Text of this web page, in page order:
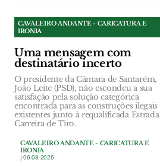
CAVALEIRO ANDANTE - CARICATURA E
IRONIA
Uma mensagem com
destinatário incerto
O presidente da Câmara de Santarém,
João Leite (PSD), não escondeu a sua
satisfação pela solução categórica
encontrada para as construções ilegais
existentes junto à requalificada
Carreira de Tiro.
CAVALEIRO ANDANTE - CARICATURA E
IRONIA
| 06-08-2026